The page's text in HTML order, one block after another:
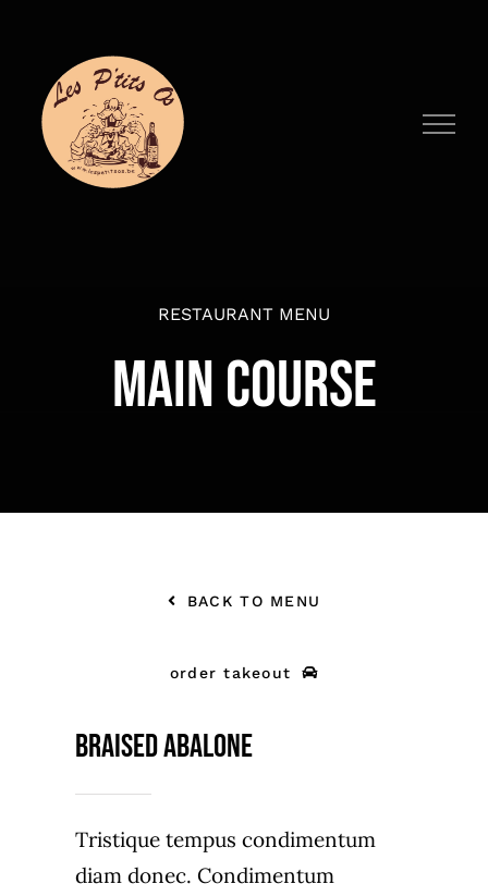
contenu
RESTAURANT MENU
MAIN COURSE
BACK TO MENU
order takeout
Braised Abalone
Tristique tempus condimentum
diam donec. Condimentum